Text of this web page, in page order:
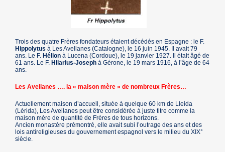
Trois des quatre Frères fondateurs étaient décédés en Espagne : le F.
Hippolytus à Les Avellanes (Catalogne), le 16 juin 1945. Il avait 79
ans. Le F. Hélion à Lucena (Cordoue), le 19 janvier 1927. Il était âgé de
61 ans. Le F. Hilarius-Joseph à Gérone, le 19 mars 1916, à l’âge de 64
ans.
Les Avellanes …. la « maison mère » de nombreux Frères…
Actuellement maison d’accueil, située à quelque 60 km de Lleida
(Lérida), Les Avellanes peut être considérée à juste titre comme la
maison mère de quantité de Frères de tous horizons.
Ancien monastère prémontré, elle avait subi l’outrage des ans et des
lois antireligieuses du gouvernement espagnol vers le milieu du XIX°
siècle.